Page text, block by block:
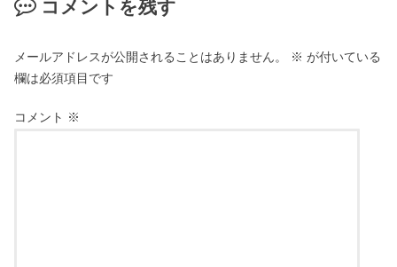
コメントを残す
メールアドレスが公開されることはありません。 ※ が付いている
欄は必須項目です
コメント ※